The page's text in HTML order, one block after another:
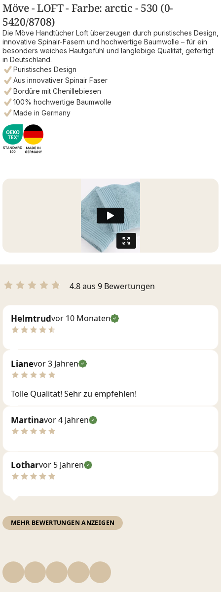
Möve - LOFT - Farbe: arctic - 530 (0-
5420/8708)
Die Möve Handtücher Loft überzeugen durch puristisches Design,
innovative Spinair-Fasern und hochwertige Baumwolle – für ein
besonders weiches Hautgefühl und langlebige Qualität, gefertigt
in Deutschland.
Puristisches Design
Aus innovativer Spinair Faser
Bordüre mit Chenillebiesen
100% hochwertige Baumwolle
Made in Germany
4.8 aus 9 Bewertungen
Helmtrudvor 10 Monaten
Lianevor 3 Jahren
Tolle Qualität! Sehr zu empfehlen!
Martinavor 4 Jahren
Lotharvor 5 Jahren
MEHR BEWERTUNGEN ANZEIGEN